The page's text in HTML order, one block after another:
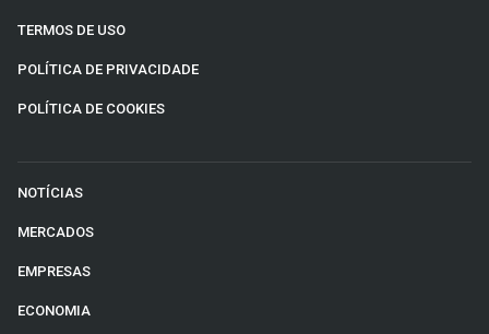
TERMOS DE USO
POLÍTICA DE PRIVACIDADE
POLÍTICA DE COOKIES
NOTÍCIAS
MERCADOS
EMPRESAS
ECONOMIA